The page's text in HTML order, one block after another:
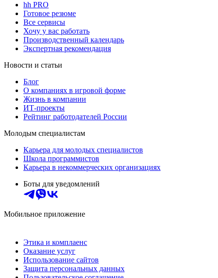
hh PRO
Готовое резюме
Все сервисы
Хочу у вас работать
Производственный календарь
Экспертная рекомендация
Новости и статьи
Блог
О компаниях в игровой форме
Жизнь в компании
ИТ-проекты
Рейтинг работодателей России
Молодым специалистам
Карьера для молодых специалистов
Школа программистов
Карьера в некоммерческих организациях
Боты для уведомлений
Мобильное приложение
Этика и комплаенс
Оказание услуг
Использование сайтов
Защита персональных данных